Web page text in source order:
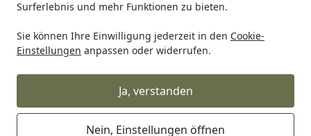
Surferlebnis und mehr Funktionen zu bieten.
Sie können Ihre Einwilligung jederzeit in den Cookie-
Einstellungen anpassen oder widerrufen.
Ja, verstanden
Nein, Einstellungen öffnen
Startseite
Grill Weber Ersatzteil DOOR ASSY RIGHT GRAY SUE 25 BB
Weber Ersatzteil DOOR ASSY RIGHT
GRAY SUE 25 BB (2402224)